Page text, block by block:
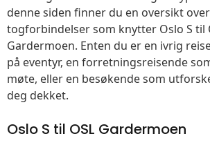
denne siden finner du en oversikt
togforbindelser som knytter Oslo S til
Gardermoen. Enten du er en ivrig
på eventyr, en forretningsreisende
møte, eller en besøkende som
deg dekket.
Oslo S til OSL Gardermoen